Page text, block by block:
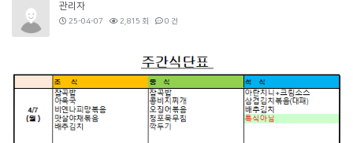
관리자
25-04-07 2,815 회 0 건